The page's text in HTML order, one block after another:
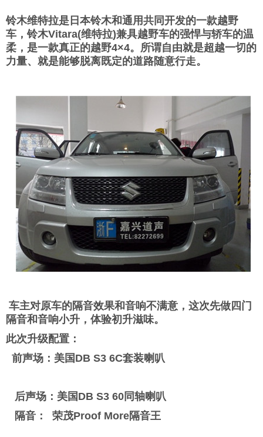
铃木维特拉是日本铃木和通用共同开发的一款越野
车，铃木Vitara(维特拉)兼具越野车的强悍与轿车的温
柔，是一款真正的越野4×4。所谓自由就是超越一切的
力量、就是能够脱离既定的道路随意行走。
车主对原车的隔音效果和音响不满意，这次先做四门
隔音和音响小升，体验初升滋味。
此次升级配置：
前声场：美国DB S3 6C套装喇叭
后声场：美国DB S3 60同轴喇叭
隔音： 荣茂Proof More隔音王